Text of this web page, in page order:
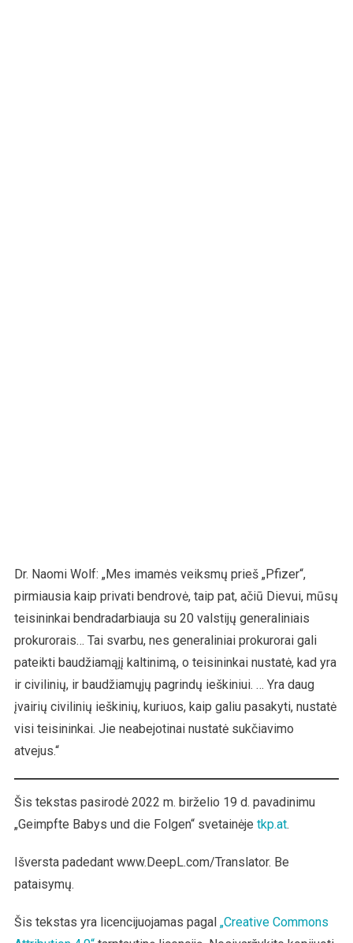
Dr. Naomi Wolf: „Mes imamės veiksmų prieš „Pfizer“,
pirmiausia kaip privati bendrovė, taip pat, ačiū Dievui, mūsų
teisininkai bendradarbiauja su 20 valstijų generaliniais
prokurorais… Tai svarbu, nes generaliniai prokurorai gali
pateikti baudžiamąjį kaltinimą, o teisininkai nustatė, kad yra
ir civilinių, ir baudžiamųjų pagrindų ieškiniui. … Yra daug
įvairių civilinių ieškinių, kuriuos, kaip galiu pasakyti, nustatė
visi teisininkai. Jie neabejotinai nustatė sukčiavimo
atvejus.“
Šis tekstas pasirodė 2022 m. birželio 19 d. pavadinimu
„Geimpfte Babys und die Folgen“ svetainėje tkp.at.
Išversta padedant www.DeepL.com/Translator. Be
pataisymų.
Šis tekstas yra licencijuojamas pagal „Creative Commons